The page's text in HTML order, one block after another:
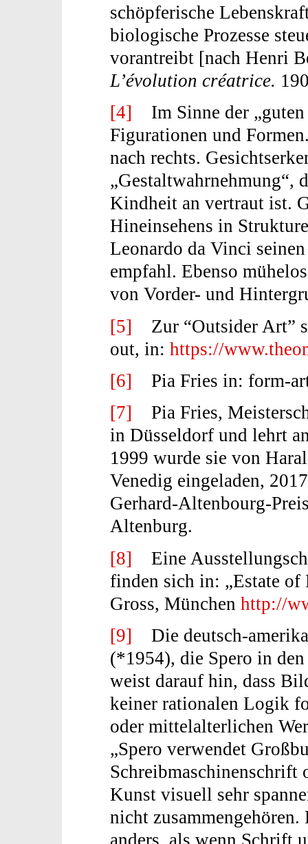
schöpferische
biologische Prozesse
vorantreibt [nach Henri
L’évolution créatrice.
[4] Im Sinne der „guten
Figurationen und
nach rechts.
„Gestaltwahrnehmung“,
Kindheit an vertraut ist.
Hineinsehens in
Leonardo da Vinci
empfahl. Ebenso
von Vorder- und
[5] Zur “Outsider Art”
out, in: https://
[6] Pia Fries in: form-
[7] Pia Fries,
in Düsseldorf und lehrt
1999 wurde sie von
Venedig eingeladen,
Gerhard-Altenbourg-
Altenburg.
[8] Eine
finden sich in: „Estate of
Gross, München http://
[9] Die deutsch-
(*1954), die Spero in
weist darauf hin, dass
keiner rationalen Logik
oder mittelalterlichen
„Spero verwendet
Schreibmaschinenschrift
Kunst visuell sehr
nicht